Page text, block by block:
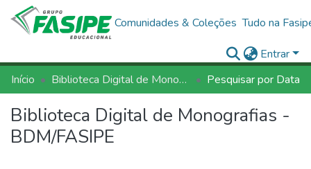
Comunidades & Coleções Tudo na
Entrar
Início
Biblioteca Digital de Monografias - BDM/FASIPE Pesquisar por Data
Biblioteca Digital de Monografias -
BDM/FASIPE